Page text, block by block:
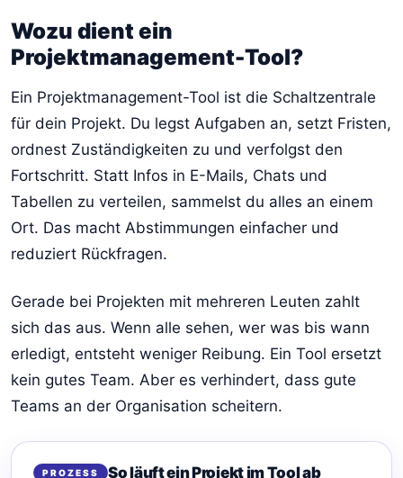
Wozu dient ein
Projektmanagement-Tool?
Ein Projektmanagement-Tool ist die Schaltzentrale
für dein Projekt. Du legst Aufgaben an, setzt Fristen,
ordnest Zuständigkeiten zu und verfolgst den
Fortschritt. Statt Infos in E-Mails, Chats und
Tabellen zu verteilen, sammelst du alles an einem
Ort. Das macht Abstimmungen einfacher und
reduziert Rückfragen.
Gerade bei Projekten mit mehreren Leuten zahlt
sich das aus. Wenn alle sehen, wer was bis wann
erledigt, entsteht weniger Reibung. Ein Tool ersetzt
kein gutes Team. Aber es verhindert, dass gute
Teams an der Organisation scheitern.
PROZESS So läuft ein Projekt im Tool ab